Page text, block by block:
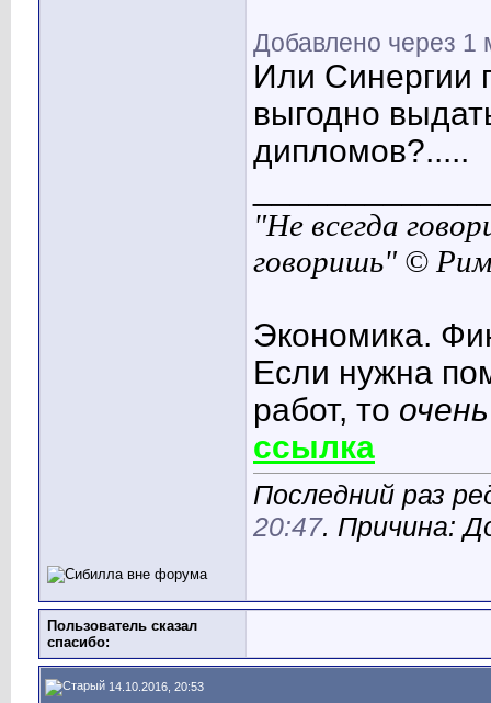
Добавлено через 1
Или Синергии
выгодно
дипломов?.....
"Не всегда
говоришь" ©
Экономика.
Если нужна
работ, то
ссылка
Последний раз
20:47. Причина:
Пользователь сказал
cпасибо:
14.10.2016, 20:53